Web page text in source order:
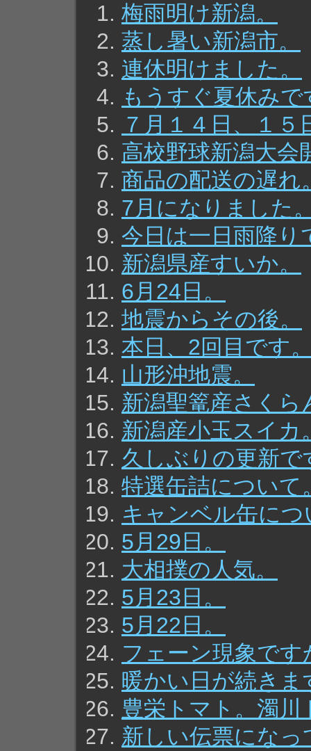
梅雨明け新潟。
蒸し暑い新潟市。
連休明けました。
もうすぐ夏休みで
７月１４日、１
高校野球新潟大会
商品の配送の遅れ
7月になりました
今日は一日雨降り
新潟県産すいか。
6月24日。
地震からその後。
本日、2回目です
山形沖地震。
新潟聖篭産さくら
新潟産小玉スイカ
久しぶりの更新で
特選缶詰について
キャンベル缶につ
5月29日。
大相撲の人気。
5月23日。
5月22日。
フェーン現象です
暖かい日が続きま
豊栄トマト。濁川
新しい伝票になっ